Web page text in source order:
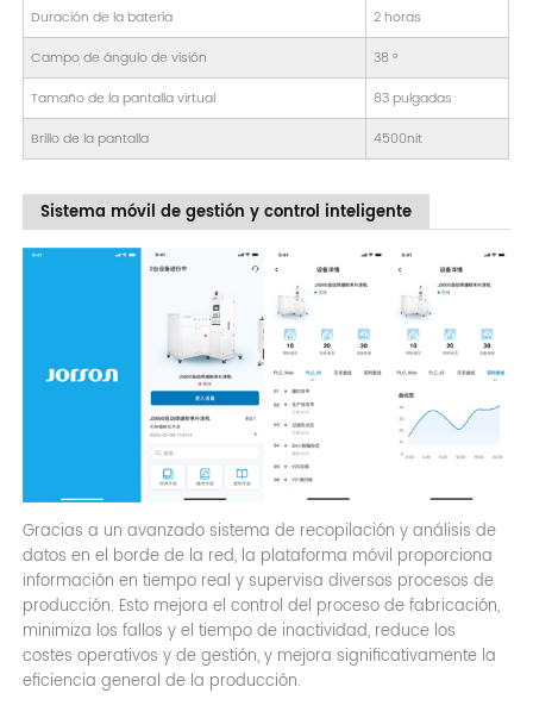
Duración de la batería
2 horas
Campo de ángulo de visión
38 °
Tamaño de la pantalla virtual
83 pulgadas
Brillo de la pantalla
4500nit
Sistema móvil de gestión y control inteligente
Gracias a un avanzado sistema de recopilación y análisis de
datos en el borde de la red, la plataforma móvil proporciona
información en tiempo real y supervisa diversos procesos de
producción. Esto mejora el control del proceso de fabricación,
minimiza los fallos y el tiempo de inactividad, reduce los
costes operativos y de gestión, y mejora significativamente la
eficiencia general de la producción.